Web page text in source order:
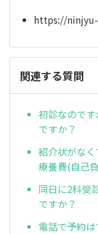
https://
関連する質問
初診なので
ですか？
紹介状がな
療養費(自己
同日に2科受
ですか？
電話で予約